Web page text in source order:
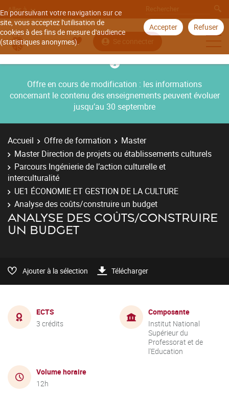
En poursuivant votre navigation sur ce
site, vous acceptez l'utilisation de
cookies à des fins de mesure d'audience
(statistiques anonymes).
Accepter Refuser
Aller à
Se connecter
Offre en cours de modification : les informations
concernant le contenu des enseignements peuvent évoluer
jusqu’au 30 septembre
Accueil Offre de formation
Master
Master Direction de projets ou établissements culturels
Parcours Ingénierie de l’action culturelle et
interculturalité
UE1 ÉCONOMIE ET GESTION DE LA CULTURE
Analyse des coûts/construire un budget
ANALYSE DES COÛTS/CONSTRUIRE
UN BUDGET
Ajouter à la sélection Télécharger
ECTS
3 crédits
Composante
Institut National
Supérieur du
Professorat et de
l'Education
Volume horaire
12h